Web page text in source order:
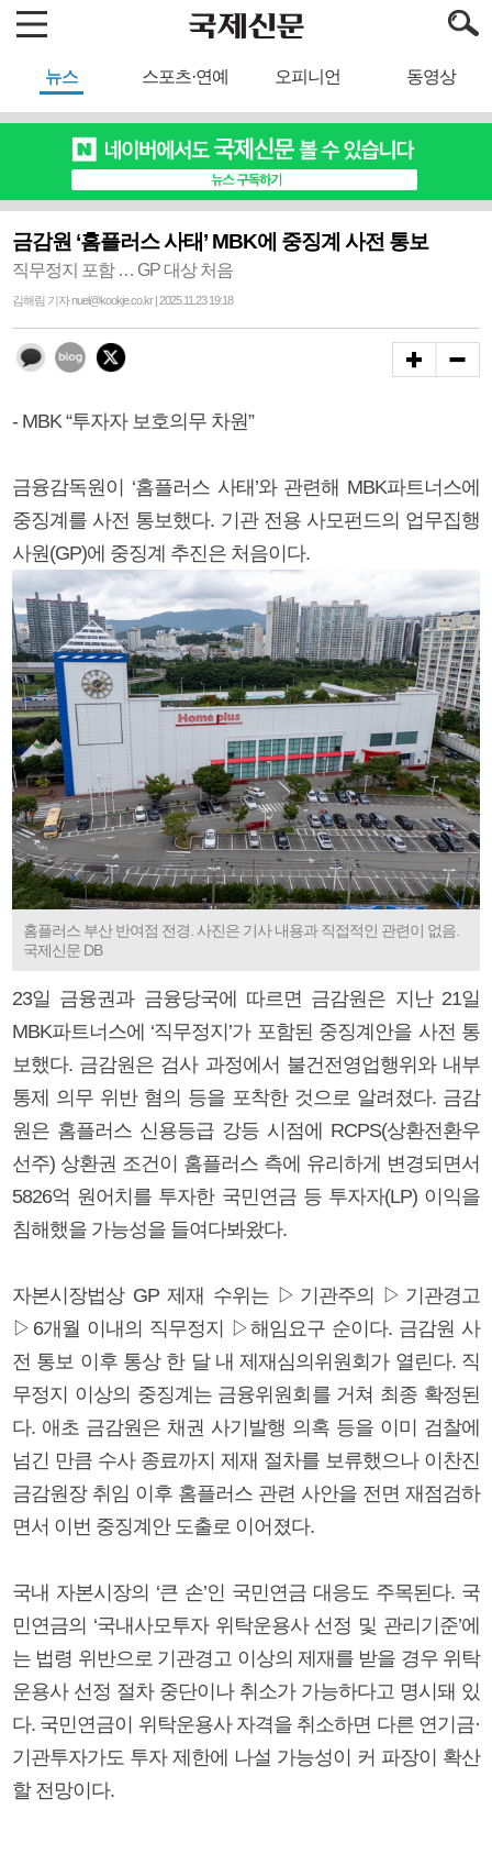
뉴스 스포츠·연예 오피니언 동영상
금감원 ‘홈플러스 사태’ MBK에 중징계 사전 통보
직무정지 포함 … GP 대상 처음
김해림 기자 nuel@kookje.co.kr | 2025.11.23 19:18
- MBK “투자자 보호의무 차원”
금융감독원이 ‘홈플러스 사태’와 관련해 MBK파트너스에
중징계를 사전 통보했다. 기관 전용 사모펀드의 업무집행
사원(GP)에 중징계 추진은 처음이다.
홈플러스 부산 반여점 전경. 사진은 기사 내용과 직접적인 관련이 없음.
국제신문 DB
23일 금융권과 금융당국에 따르면 금감원은 지난 21일
MBK파트너스에 ‘직무정지’가 포함된 중징계안을 사전 통
보했다. 금감원은 검사 과정에서 불건전영업행위와 내부
통제 의무 위반 혐의 등을 포착한 것으로 알려졌다. 금감
원은 홈플러스 신용등급 강등 시점에 RCPS(상환전환우
선주) 상환권 조건이 홈플러스 측에 유리하게 변경되면서
5826억 원어치를 투자한 국민연금 등 투자자(LP) 이익을
침해했을 가능성을 들여다봐왔다.
자본시장법상 GP 제재 수위는 ▷기관주의 ▷기관경고
▷6개월 이내의 직무정지 ▷해임요구 순이다. 금감원 사
전 통보 이후 통상 한 달 내 제재심의위원회가 열린다. 직
무정지 이상의 중징계는 금융위원회를 거쳐 최종 확정된
다. 애초 금감원은 채권 사기발행 의혹 등을 이미 검찰에
넘긴 만큼 수사 종료까지 제재 절차를 보류했으나 이찬진
금감원장 취임 이후 홈플러스 관련 사안을 전면 재점검하
면서 이번 중징계안 도출로 이어졌다.
국내 자본시장의 ‘큰 손’인 국민연금 대응도 주목된다. 국
민연금의 ‘국내사모투자 위탁운용사 선정 및 관리기준’에
는 법령 위반으로 기관경고 이상의 제재를 받을 경우 위탁
운용사 선정 절차 중단이나 취소가 가능하다고 명시돼 있
다. 국민연금이 위탁운용사 자격을 취소하면 다른 연기금·
기관투자가도 투자 제한에 나설 가능성이 커 파장이 확산
할 전망이다.